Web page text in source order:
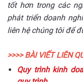
tốt hơn trong các
phát triển doanh
liên hệ chúng tôi để
>>>> BÀI VIẾT LIÊN
Quy trình kinh